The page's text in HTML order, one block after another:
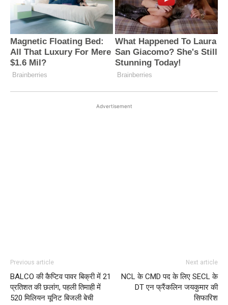
Advertisement
Previous article
BALCO की कैप्टिव पावर बिक्री में 21
प्रतिशत की छलांग, पहली तिमाही में
520 मिलियन यूनिट बिजली बेची
Next article
NCL के CMD पद के लिए SECL के
DT एन फ्रैंकलिन जयकुमार की
सिफारिश